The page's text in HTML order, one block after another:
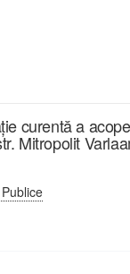
curentă a
Mitropolit